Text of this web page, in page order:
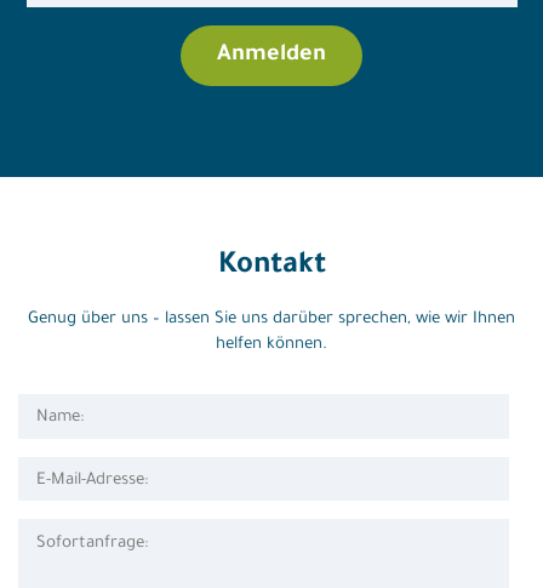
Kontakt
Genug über uns – lassen Sie uns darüber sprechen, wie wir Ihnen
helfen können.